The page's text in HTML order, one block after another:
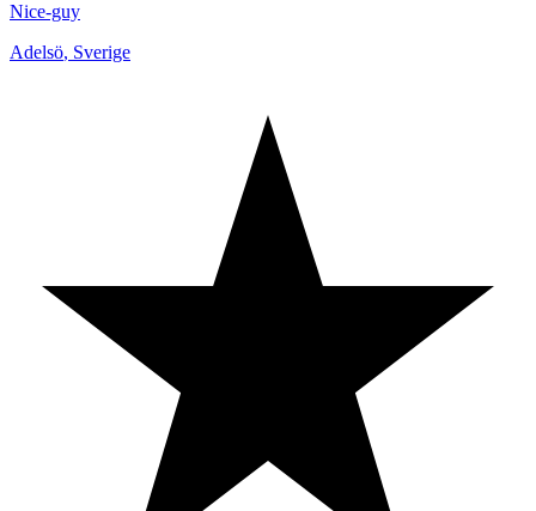
Nice-guy
Adelsö, Sverige